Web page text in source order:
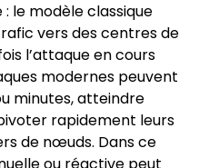
: le modèle classique
vers des centres de
l’attaque en cours
modernes peuvent
minutes, atteindre
rapidement leurs
de nœuds. Dans ce